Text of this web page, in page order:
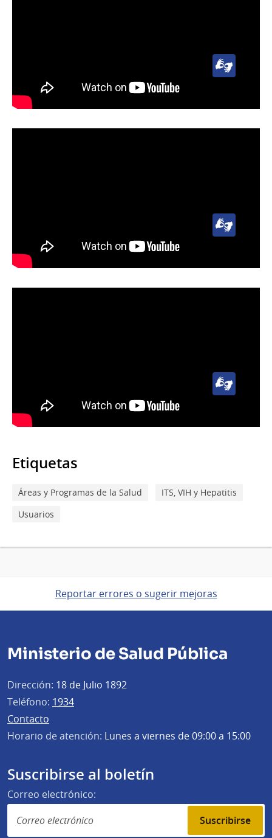
Lengua
de
Lengua
de
Lengua
de
Etiquetas
Áreas y Programas de la Salud
ITS, VIH y Hepatitis
Usuarios
Reportar errores o sugerir mejoras
Ministerio de Salud Pública
Dirección: 18 de Julio 1892
Teléfono: 1934
Contacto
Horario de atención: Lunes a viernes de 09:00 a 15:00
Suscribirse al boletín
Correo electrónico:
Suscribirse